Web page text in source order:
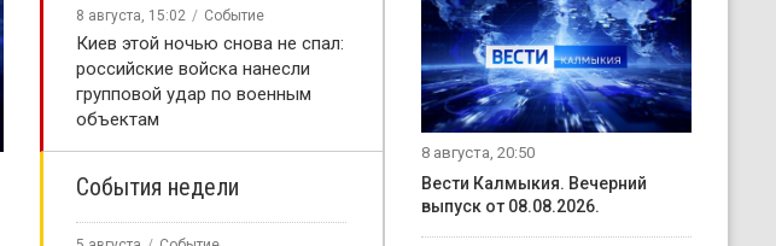
8 августа, 15:02 Событие
Киев этой ночью снова не спал:
российские войска нанесли
групповой удар по военным
объектам
События недели
8 августа, 20:50
Вести Калмыкия. Вечерний
выпуск от 08.08.2026.